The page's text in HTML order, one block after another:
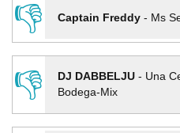
👎
Captain Freddy- Ms
👎
DJ DABBELJU- Una
Bodega-Mix